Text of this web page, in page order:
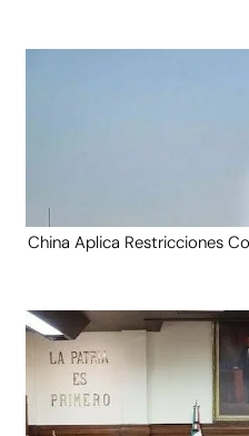
China Aplica Restricciones